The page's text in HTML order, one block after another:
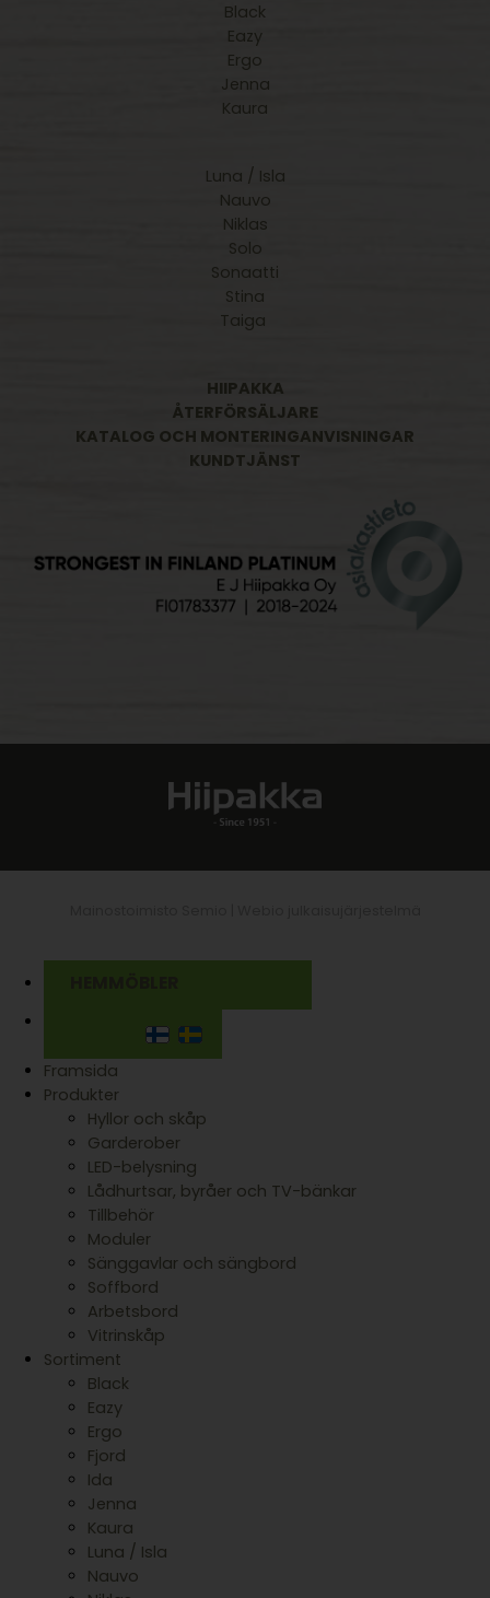
Black
Eazy
Ergo
Jenna
Kaura
Luna / Isla
Nauvo
Niklas
Solo
Sonaatti
Stina
Taiga
HIIPAKKA
ÅTERFÖRSÄLJARE
KATALOG OCH MONTERINGANVISNINGAR
KUNDTJÄNST
Framsida
Produkter
Hyllor och skåp
Garderober
LED-belysning
Lådhurtsar, byråer och TV-bänkar
Tillbehör
Moduler
Sänggavlar och sängbord
Soffbord
Arbetsbord
Vitrinskåp
Sortiment
Black
Eazy
Ergo
Fjord
Ida
Jenna
Kaura
Luna / Isla
Nauvo